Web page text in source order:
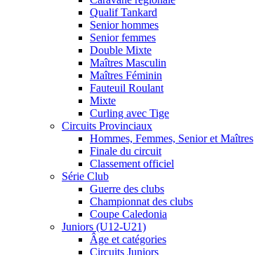
Qualif Tankard
Senior hommes
Senior femmes
Double Mixte
Maîtres Masculin
Maîtres Féminin
Fauteuil Roulant
Mixte
Curling avec Tige
Circuits Provinciaux
Hommes, Femmes, Senior et Maîtres
Finale du circuit
Classement officiel
Série Club
Guerre des clubs
Championnat des clubs
Coupe Caledonia
Juniors (U12-U21)
Âge et catégories
Circuits Juniors